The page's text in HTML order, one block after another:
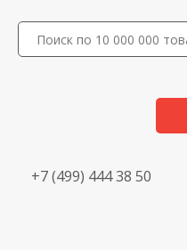
+7 (499) 444 38 50